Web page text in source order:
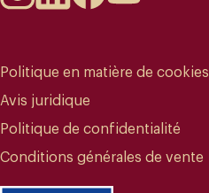
Politique en matière de cookies
Avis juridique
Politique de confidentialité
Conditions générales de vente